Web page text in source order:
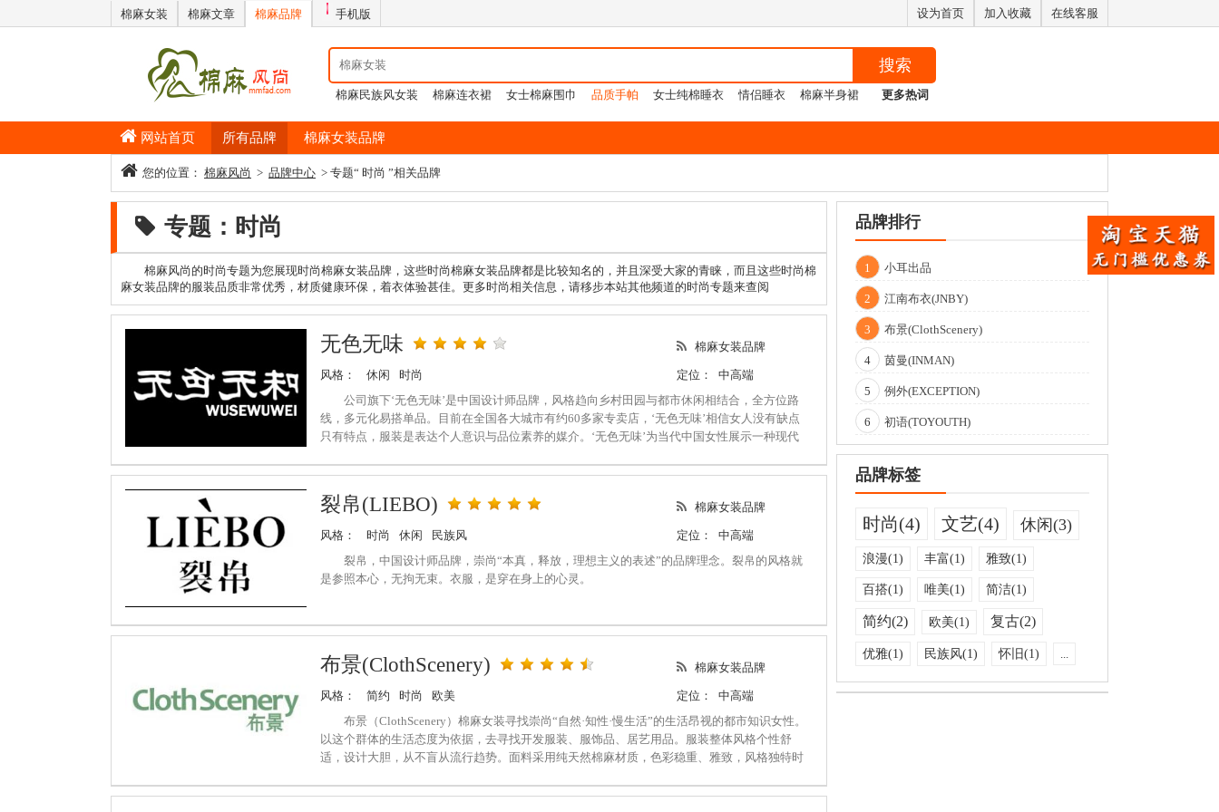
棉麻女装 棉麻文章 棉麻品牌 手机版 设为首页 加入收藏 在线客服
搜索
棉麻民族风女装 棉麻连衣裙 女士棉麻围巾 品质手帕 女士纯棉睡衣 情侣睡衣
棉麻半身裙
更多热词
网站首页 所有品牌 棉麻女装品牌
您的位置： 棉麻风尚 > 品牌中心 > 专题“ 时尚 ”相关品牌
专题：时尚
棉麻风尚的时尚专题为您展现时尚棉麻女装品牌，这些时尚棉麻女装品牌都是比较知名的，并且深受大家的青睐，而且这些时尚棉
麻女装品牌的服装品质非常优秀，材质健康环保，着衣体验甚佳。更多时尚相关信息，请移步本站其他频道的时尚专题来查阅
棉麻女装品牌
无色无味
风格： 休闲 时尚 定位：
中高端
公司旗下‘无色无味’是中国设计师品牌，风格趋向乡村田园与都市休闲相结合，全方位路
线，多元化易搭单品。目前在全国各大城市有约60多家专卖店，‘无色无味’相信女人没有缺点
只有特点，服装是表达个人意识与品位素养的媒介。‘无色无味’为当代中国女性展示一种现代
思潮保持开放的胸襟；从容面对自己，面对生活，懂得享受生活给她的一切并游刃自如。凭借
其特立独行的哲学思考与美学追求。‘无色无味’力争打造一种东方哲学式的当代生活艺术。
棉麻女装品牌
裂帛(LIEBO)
风格： 时尚 休闲 民族风 定位：
中高端
裂帛，中国设计师品牌，崇尚“本真，释放，理想主义的表述”的品牌理念。裂帛的风格就
是参照本心，无拘无束。衣服，是穿在身上的心灵。
棉麻女装品牌
布景(ClothScenery)
风格： 简约 时尚 欧美 定位：
中高端
布景（ClothScenery）棉麻女装寻找崇尚“自然·知性·慢生活”的生活昂视的都市知识女性。
以这个群体的生活态度为依据，去寻找开发服装、服饰品、居艺用品。服装整体风格个性舒
适，设计大胆，从不盲从流行趋势。面料采用纯天然棉麻材质，色彩稳重、雅致，风格独特时
品牌排行
1 小耳出品
2 江南布衣(JNBY)
3 布景(ClothScenery)
4 茵曼(INMAN)
5 例外(EXCEPTION)
6 初语(TOYOUTH)
品牌标签
时尚(4) 文艺(4) 休闲(3)
浪漫(1) 丰富(1) 雅致(1)
百搭(1) 唯美(1) 简洁(1)
简约(2) 欧美(1) 复古(2)
优雅(1) 民族风(1) 怀旧(1) ...